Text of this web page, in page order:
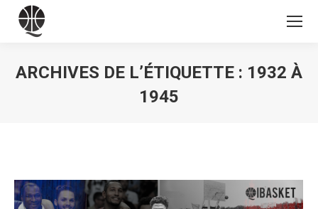
ARCHIVES DE L’ÉTIQUETTE : 1932 À
1945